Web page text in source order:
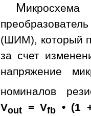
М
(ШИМ), который
за счет
напряжение
номиналов
Vout = Vfb • (1